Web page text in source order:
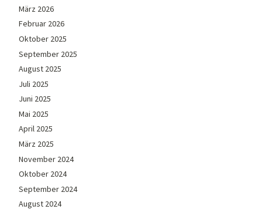
März 2026
Februar 2026
Oktober 2025
September 2025
August 2025
Juli 2025
Juni 2025
Mai 2025
April 2025
März 2025
November 2024
Oktober 2024
September 2024
August 2024